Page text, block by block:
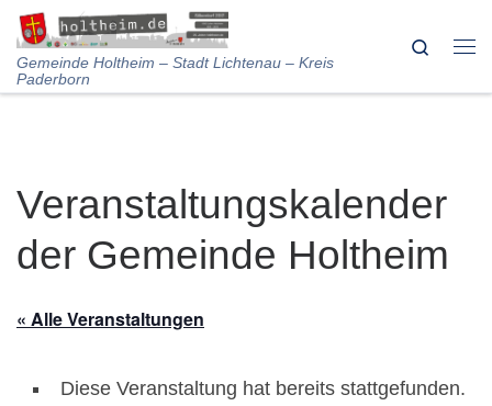
Skip to content
Gemeinde Holtheim – Stadt Lichtenau – Kreis
Paderborn
Search
Veranstaltungskalender
der Gemeinde Holtheim
« Alle Veranstaltungen
Diese Veranstaltung hat bereits stattgefunden.